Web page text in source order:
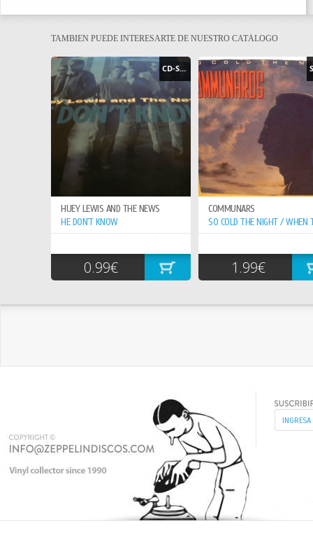
TAMBIEN PUEDE INTERESARTE DE NUESTRO CATÁLOGO
CD-SINGLE
HUEY LEWIS AND THE NEWS
HE DON`T KNOW
0.99€
COMMUNARS
1.99€